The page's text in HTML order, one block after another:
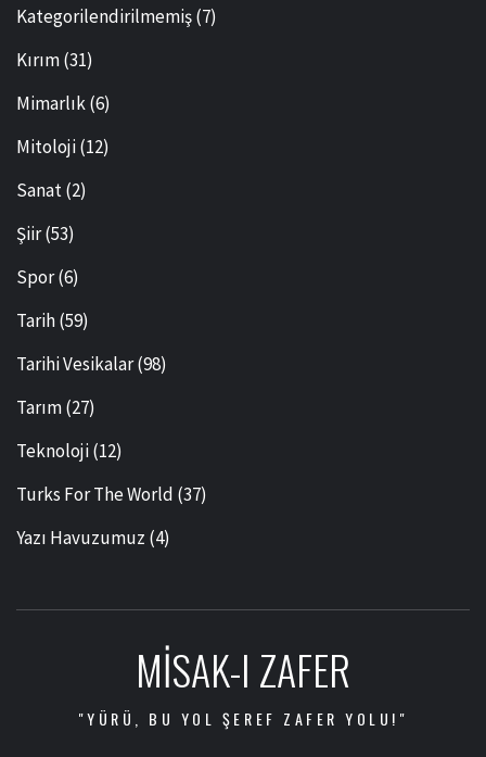
Kategorilendirilmemiş(7)
Kırım(31)
Mimarlık(6)
Mitoloji(12)
Sanat(2)
Şiir(53)
Spor(6)
Tarih(59)
Tarihi Vesikalar(98)
Tarım(27)
Teknoloji(12)
Turks For The World (37)
Yazı Havuzumuz (4)
MISAK-I ZAFER
"YÜRÜ, BU YOL ŞEREF ZAFER YOLU!"